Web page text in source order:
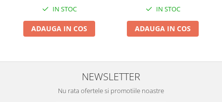
Unelte altoit
Unelte manuale de gradina -
Stropitori
Masini de maturat manuale
Pentru Casa si Camping
IN STOC
ADAUGA IN COS
IN STOC
ADAUGA IN COS
NEWSLETTER
Nu rata ofertele si promotiile noastre